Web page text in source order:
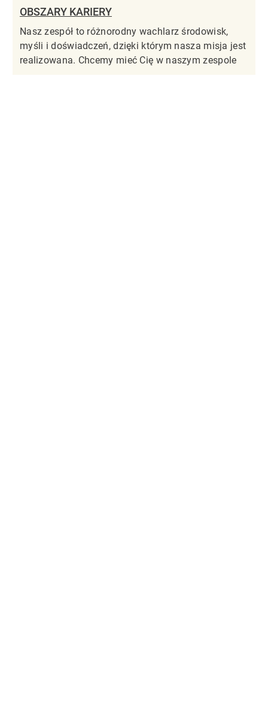
OBSZARY KARIERY
Nasz zespół to różnorodny wachlarz środowisk,
myśli i doświadczeń, dzięki którym nasza misja jest
realizowana. Chcemy mieć Cię w naszym zespole